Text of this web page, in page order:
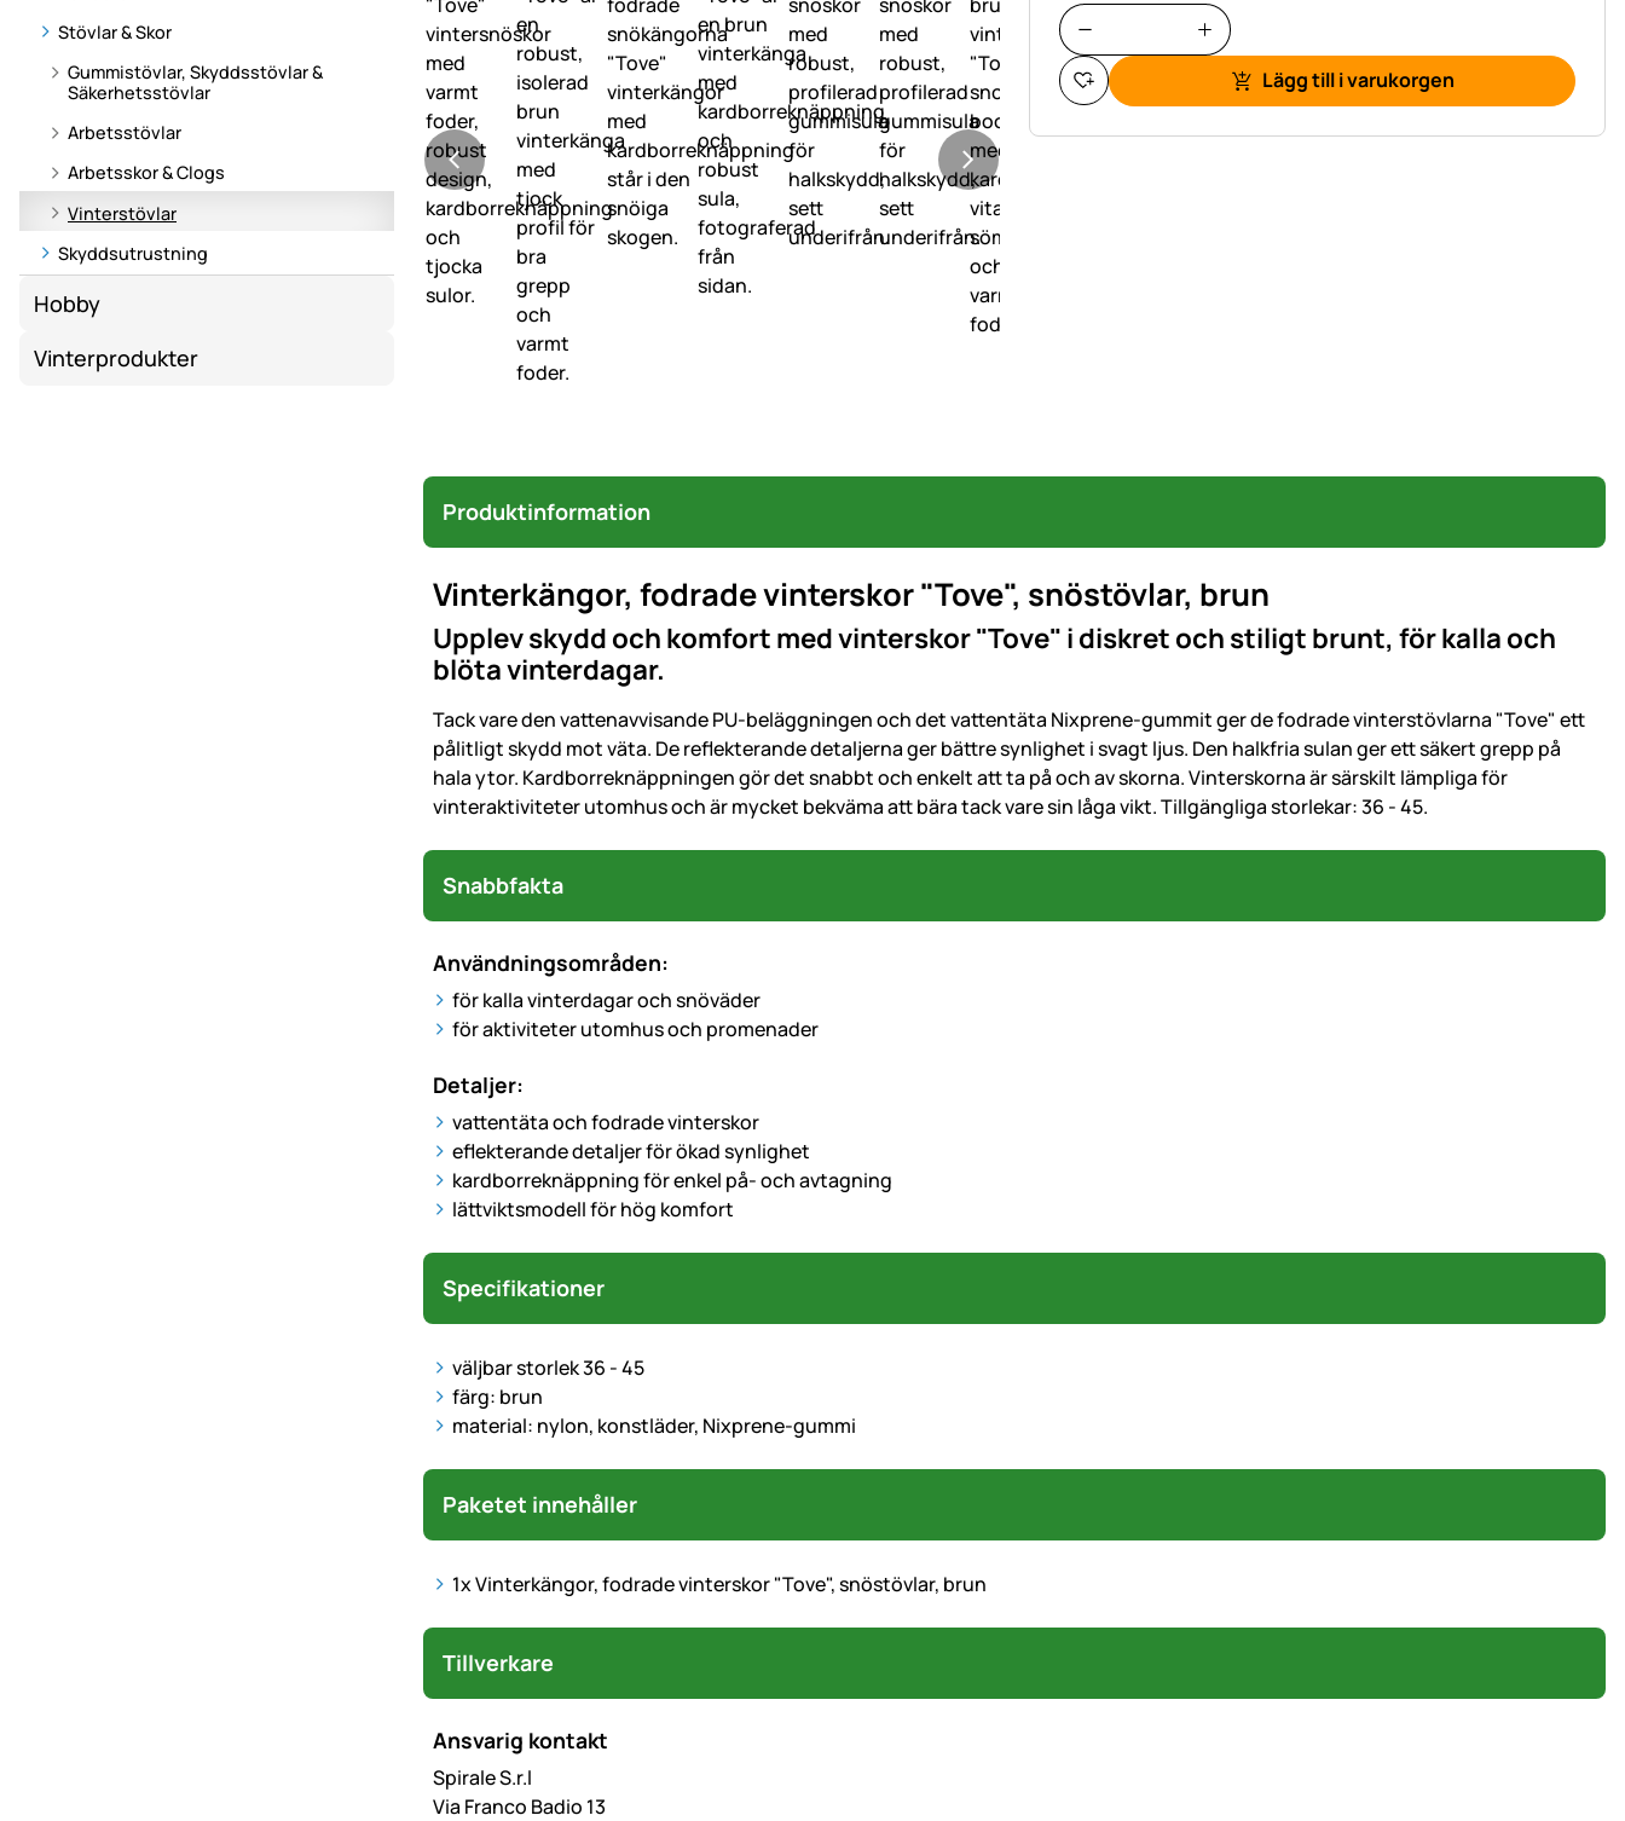
Stövlar & Skor
Gummistövlar, Skyddsstövlar &
Säkerhetsstövlar
Arbetsstövlar
Arbetsskor & Clogs
Vinterstövlar
Skyddsutrustning
Hobby
Vinterprodukter
Lägg till i varukorgen
Produktinformation
Vinterkängor, fodrade vinterskor "Tove", snöstövlar, brun
Upplev skydd och komfort med vinterskor "Tove" i diskret och stiligt brunt, för kalla och
blöta vinterdagar.
Tack vare den vattenavvisande PU-beläggningen och det vattentäta Nixprene-gummit ger de fodrade vinterstövlarna "Tove" ett
pålitligt skydd mot väta. De reflekterande detaljerna ger bättre synlighet i svagt ljus. Den halkfria sulan ger ett säkert grepp på
hala ytor. Kardborreknäppningen gör det snabbt och enkelt att ta på och av skorna. Vinterskorna är särskilt lämpliga för
vinteraktiviteter utomhus och är mycket bekväma att bära tack vare sin låga vikt. Tillgängliga storlekar: 36 - 45.
Snabbfakta
Användningsområden:
för kalla vinterdagar och snöväder
för aktiviteter utomhus och promenader
Detaljer:
vattentäta och fodrade vinterskor
eflekterande detaljer för ökad synlighet
kardborreknäppning för enkel på- och avtagning
lättviktsmodell för hög komfort
Specifikationer
väljbar storlek 36 - 45
färg: brun
material: nylon, konstläder, Nixprene-gummi
Paketet innehåller
1x Vinterkängor, fodrade vinterskor "Tove", snöstövlar, brun
Tillverkare
Ansvarig kontakt
Spirale S.r.l
Via Franco Badio 13